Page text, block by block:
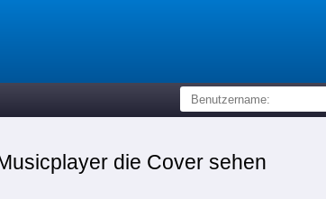
die Cover sehen